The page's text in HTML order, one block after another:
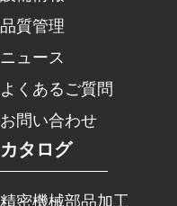
品質管理
ニュース
よくあるご質問
お問い合わせ
カタログ
精密機械部品加工